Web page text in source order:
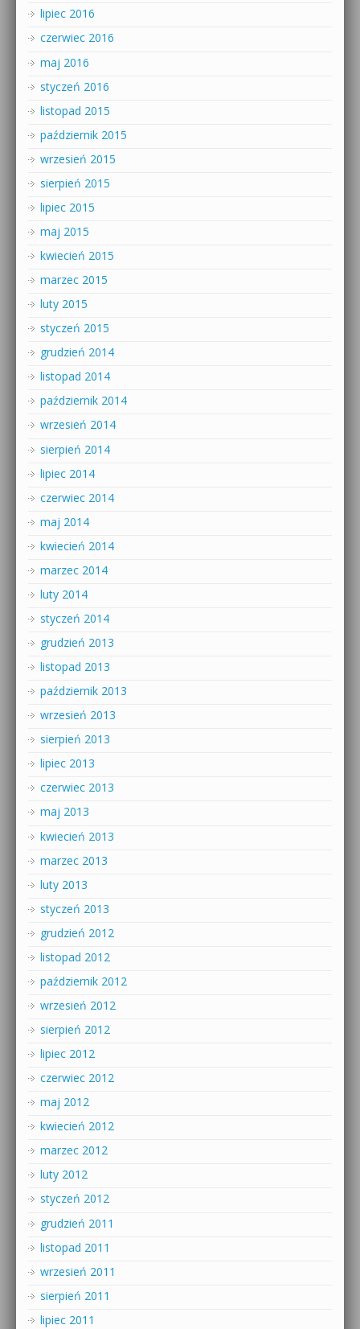
lipiec 2016
czerwiec 2016
maj 2016
styczeń 2016
listopad 2015
październik 2015
wrzesień 2015
sierpień 2015
lipiec 2015
maj 2015
kwiecień 2015
marzec 2015
luty 2015
styczeń 2015
grudzień 2014
listopad 2014
październik 2014
wrzesień 2014
sierpień 2014
lipiec 2014
czerwiec 2014
maj 2014
kwiecień 2014
marzec 2014
luty 2014
styczeń 2014
grudzień 2013
listopad 2013
październik 2013
wrzesień 2013
sierpień 2013
lipiec 2013
czerwiec 2013
maj 2013
kwiecień 2013
marzec 2013
luty 2013
styczeń 2013
grudzień 2012
listopad 2012
październik 2012
wrzesień 2012
sierpień 2012
lipiec 2012
czerwiec 2012
maj 2012
kwiecień 2012
marzec 2012
luty 2012
styczeń 2012
grudzień 2011
listopad 2011
wrzesień 2011
sierpień 2011
lipiec 2011